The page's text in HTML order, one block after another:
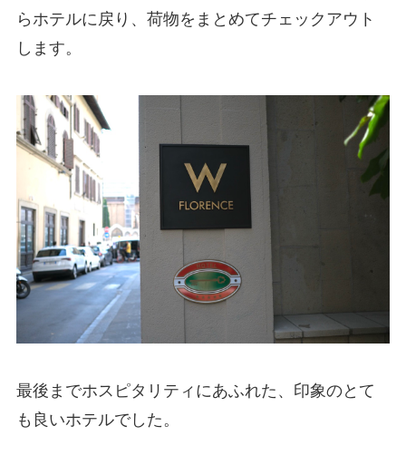
らホテルに戻り、荷物をまとめてチェックアウト
します。
最後までホスピタリティにあふれた、印象のとて
も良いホテルでした。